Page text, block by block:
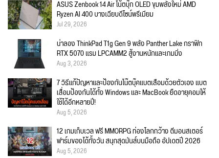
ASUS Zenbook 14 Air โน้ตบุ๊ก OLED ขุมพลังใหม่ AMD
Ryzen AI 400 บางเฉียบดีไซน์พรีเมียม
Jul 29, 2026
น่าลอง ThinkPad T1g Gen 9 พลัง Panther Lake กราฟิก
RTX 5070 แรม LPCAMM2 สู้งานหนักและเกมมิ่ง
Aug 3, 2026
7 วิธีแก้ปัญหาและป้องกันโน๊ตบุ๊คแบตเสื่อมด้วยตัวเอง แบต
เสื่อมป้องกันได้ทั้ง Windows และ MacBook ยืดอายุคอมให้
ใช้ได้อีกหลายปี!
Aug 5, 2026
12 เกมเก็บเวล ฟรี MMORPG ท่องโลกกว้าง ตีมอนสเตอร์
ฟาร์มของได้ทั้งวัน สนุกสุดมันส์บนมือถือ อัปเดตปี 2026
Aug 5, 2026